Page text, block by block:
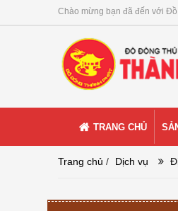
Chào mừng bạn đã đến với
TRANG CHỦ
Trang chủ / Dịch vụ